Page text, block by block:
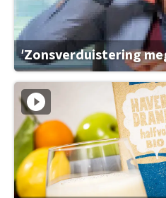
'Zonsverduistering